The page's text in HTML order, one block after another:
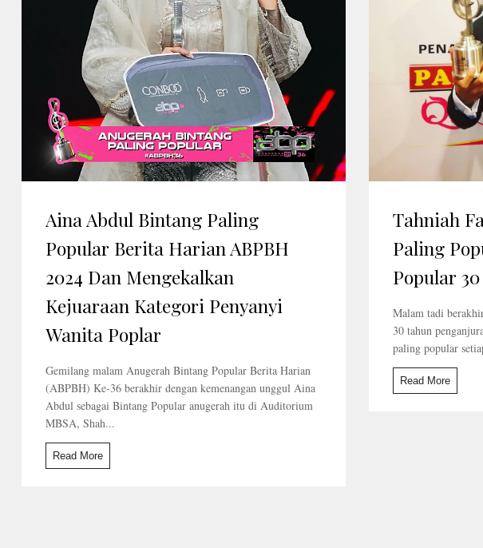
Aina Abdul Bintang Paling
Popular Berita Harian ABPBH
2024 Dan Mengekalkan
Kejuaraan Kategori Penyanyi
Wanita Poplar
Gemilang malam Anugerah Bintang Popular Berita Harian
(ABPBH) Ke-36 berakhir dengan kemenangan unggul Aina
Abdul sebagai Bintang Popular anugerah itu di Auditorium
MBSA, Shah...
Read More
Tahniah
Paling
Popular 30
Malam tadi
30 tahun
paling popular
Read More